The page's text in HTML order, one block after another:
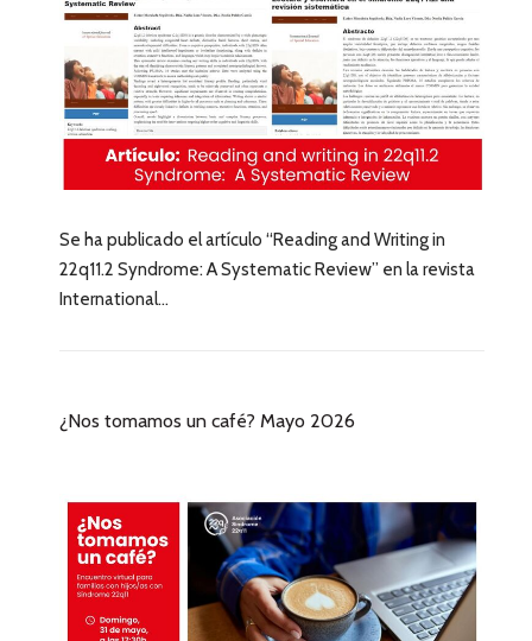
Se ha publicado el artículo “Reading and Writing in
22q11.2 Syndrome: A Systematic Review” en la revista
International...
¿Nos tomamos un café? Mayo 2026